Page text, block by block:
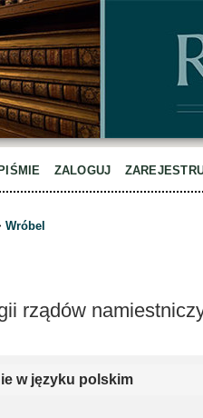
ZALOGUJ
Wróbel
rządów
w języku polskim